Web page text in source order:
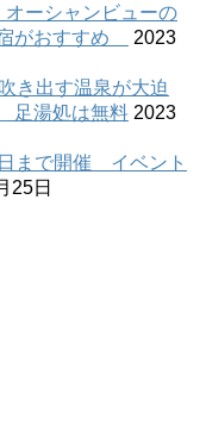
ーシャンビューの
がおすすめ
2023
き出す温泉が大迫
足湯処は無料 2023
まで開催 イベント
25日